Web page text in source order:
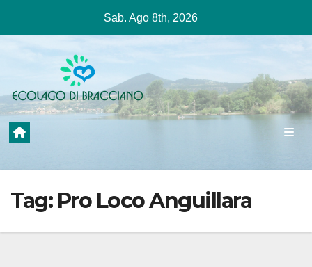
contenuto
Sab. Ago 8th, 2026
Tag: Pro Loco Anguillara